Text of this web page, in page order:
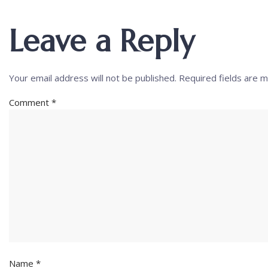
Leave a Reply
Your email address will not be published. Required fields are
Comment *
Name *